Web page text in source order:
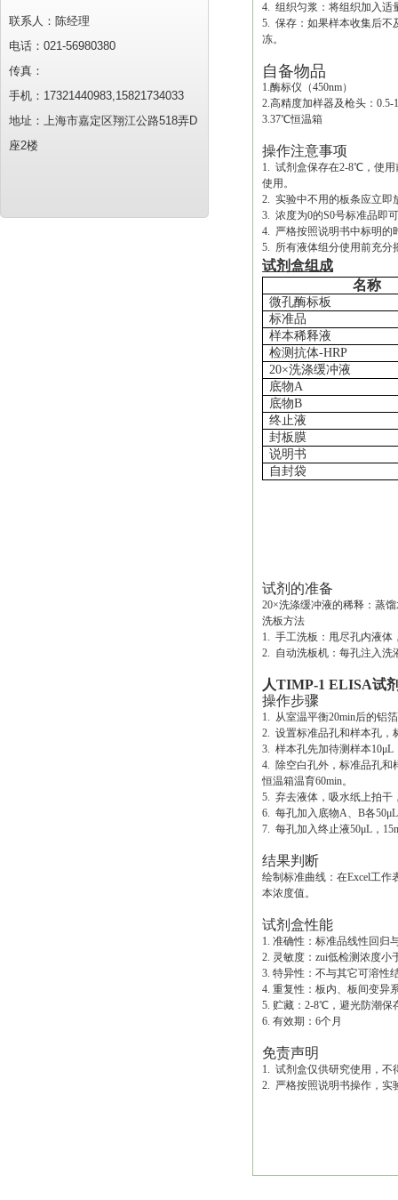
联系人：陈经理
电话：021-56980380
传真：
手机：17321440983,15821734033
地址：上海市嘉定区翔江公路518弄D
座2楼
4. 组织匀浆：将组织加入适
5. 保存：如果样本收集后不
冻。
自备物品
1.酶标仪（450nm）
2.高精度加样器及枪头：0.5-
3.37℃恒温箱
操作注意事项
1. 试剂盒保存在2-8℃，使用
使用。
2. 实验中不用的板条应立即
3. 浓度为0的S0号标准品即
4. 严格按照说明书中标明的
5. 所有液体组分使用前充分
试剂盒组成
名称
微孔酶标板
标准品
样本稀释液
检测抗体-HRP
20×洗涤缓冲液
底物A
底物B
终止液
封板膜
说明书
自封袋
试剂的准备
20×洗涤缓冲液的稀释：蒸
洗板方法
1. 手工洗板：甩尽孔内液体
2. 自动洗板机：每孔注入洗
人TIMP-1 ELISA试
操作步骤
1. 从室温平衡20min后的铝
2. 设置标准品孔和样本孔，
3. 样本孔先加待测样本10μL
4. 除空白孔外，标准品孔和
恒温箱温育60min。
5. 弃去液体，吸水纸上拍干
6. 每孔加入底物A、B各
7. 每孔加入终止液50μL，
结果判断
绘制标准曲线：在Excel工
本浓度值。
试剂盒性能
1. 准确性：标准品线性回归
2. 灵敏度：zui低检测浓度小
3. 特异性：不与其它可溶性
4. 重复性：板内、板间变异
5. 贮藏：2-8℃，避光防潮保
6. 有效期：6个月
免责声明
1. 试剂盒仅供研究使用，不
2. 严格按照说明书操作，实